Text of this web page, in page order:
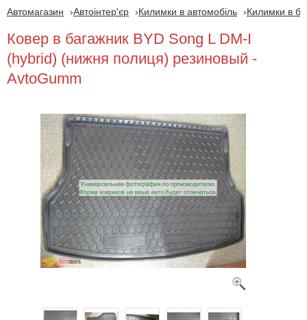
Автомагазин Автоінтер'єр Килимки в автомобіль Килимки в
Ковер в багажник BYD Song L DM-I
(hybrid) (нижня полиця) резиновый -
AvtoGumm